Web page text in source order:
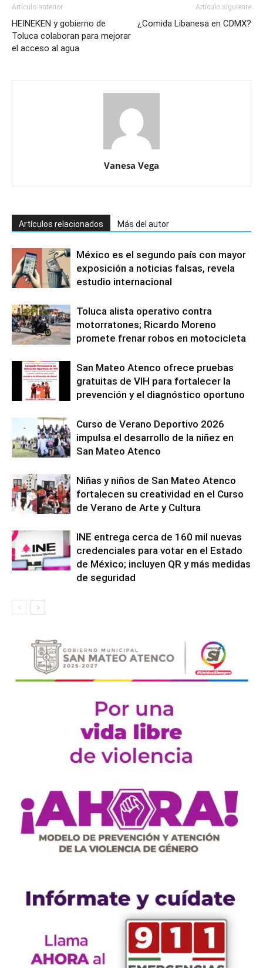
Artículo anterior
HEINEKEN y gobierno de
Toluca colaboran para mejorar
el acceso al agua
Artículo siguiente
¿Comida Libanesa en CDMX?
Vanesa Vega
Artículos relacionados Más del autor
México es el segundo país con mayor
exposición a noticias falsas, revela
estudio internacional
Toluca alista operativo contra
motorratones; Ricardo Moreno
promete frenar robos en motocicleta
San Mateo Atenco ofrece pruebas
gratuitas de VIH para fortalecer la
prevención y el diagnóstico oportuno
Curso de Verano Deportivo 2026
impulsa el desarrollo de la niñez en
San Mateo Atenco
Niñas y niños de San Mateo Atenco
fortalecen su creatividad en el Curso
de Verano de Arte y Cultura
INE entrega cerca de 160 mil nuevas
credenciales para votar en el Estado
de México; incluyen QR y más medidas
de seguridad